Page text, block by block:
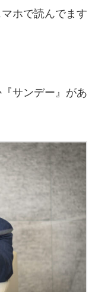
ホで読んでます
サンデー』があ